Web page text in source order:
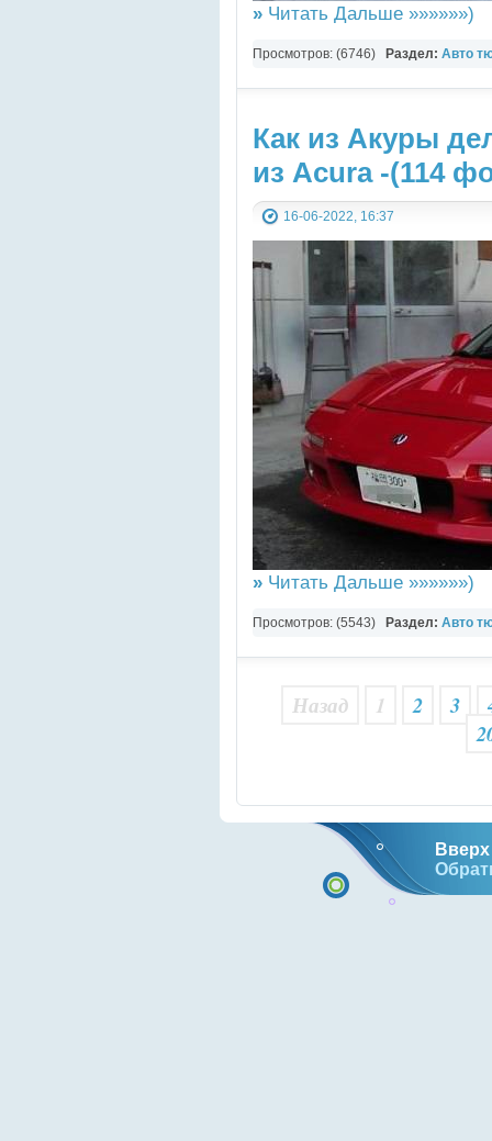
» Читать Дальше »»»»»»)
Просмотров: (6746) Раздел: Авто
Как из Акуры
из Acura -(114
16-06-2022, 16:37
» Читать Дальше »»»»»»)
Просмотров: (5543) Раздел: Авто
Назад 1 2 3
Вверх